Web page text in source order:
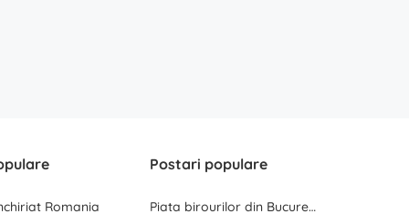
Romania
Postari populare
Piata birourilor din Bucuresti la inceput de 2025